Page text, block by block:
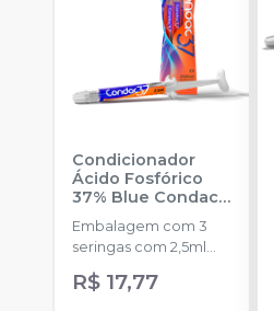
Condicionador
Ácido Fosfórico
37% Blue Condac-
FGM
Embalagem com 3
seringas com 2,5ml
ponteiras para
R$ 17,77